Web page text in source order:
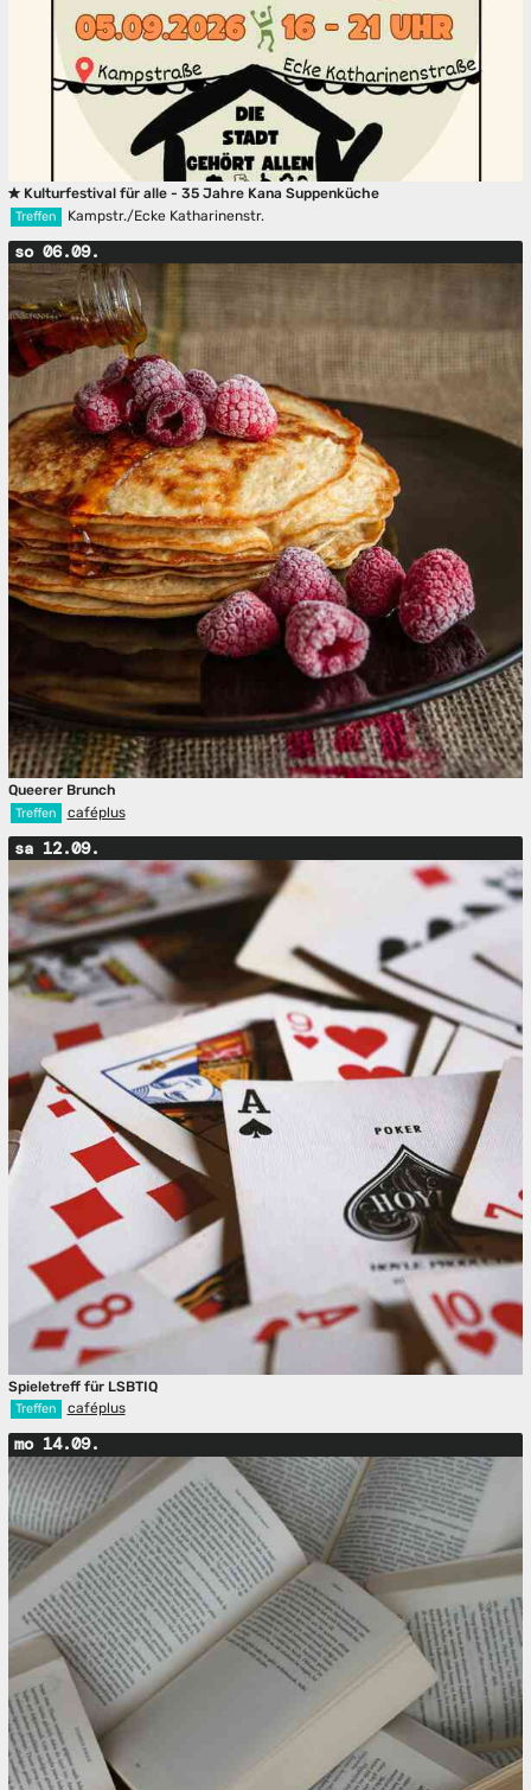
Kulturfestival für alle - 35 Jahre Kana Suppenküche
Treffen Kampstr./Ecke Katharinenstr.
so 06.09.
Queerer Brunch
Treffen caféplus
sa 12.09.
Spieletreff für LSBTIQ
Treffen caféplus
mo 14.09.